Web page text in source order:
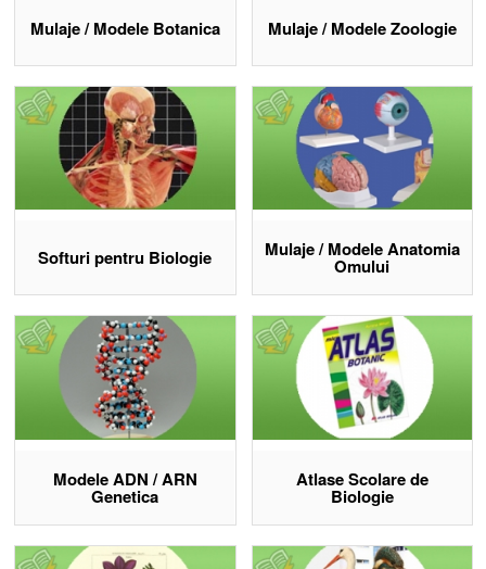
Descoperă materialele
didactice de biologie Eduvolt:
Microscoape școlare și kituri de disecție pentru laborator de
biologie
Mulaje anatomia omului, botanică și zoologie, demontabile
Modele ADN/ARN pentru ore de genetică la gimnaziu și
Atlase școlare de biologie și planșe (botanică, zoologie,
anatomie)
Descoperă materiale didactice Eduvolt
Mulaje / Modele Botanica Mulaje / Modele Zoologie
Softuri pentru Biologie Mulaje / Modele Anatomia
Omului
Modele ADN / ARN
Genetica
Atlase Scolare de
Biologie